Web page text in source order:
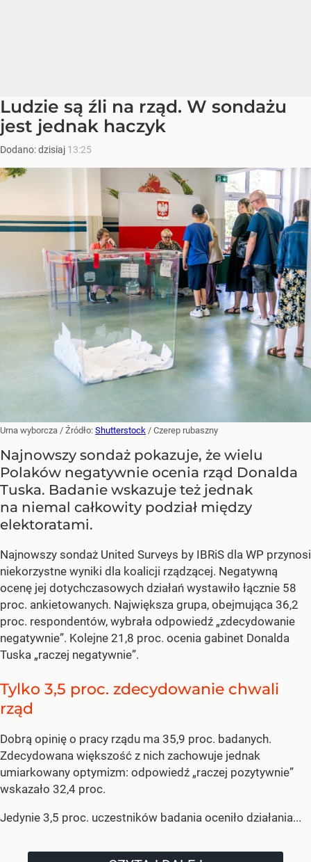
Ludzie są źli na rząd. W sondażu
jest jednak haczyk
Dodano:dzisiaj 13:25
Urna wyborcza / Źródło: Shutterstock / Czerep rubaszny
Najnowszy sondaż pokazuje, że wielu
Polaków negatywnie ocenia rząd Donalda
Tuska. Badanie wskazuje też jednak
na niemal całkowity podział między
elektoratami.
Najnowszy sondaż United Surveys by IBRiS dla WP przynosi
niekorzystne wyniki dla koalicji rządzącej. Negatywną
ocenę jej dotychczasowych działań wystawiło łącznie 58
proc. ankietowanych. Największa grupa, obejmująca 36,2
proc. respondentów, wybrała odpowiedź „zdecydowanie
negatywnie”. Kolejne 21,8 proc. ocenia gabinet Donalda
Tuska „raczej negatywnie”.
Tylko 3,5 proc. zdecydowanie chwali
rząd
Dobrą opinię o pracy rządu ma 35,9 proc. badanych.
Zdecydowana większość z nich zachowuje jednak
umiarkowany optymizm: odpowiedź „raczej pozytywnie”
wskazało 32,4 proc.
Jedynie 3,5 proc. uczestników badania oceniło działania...